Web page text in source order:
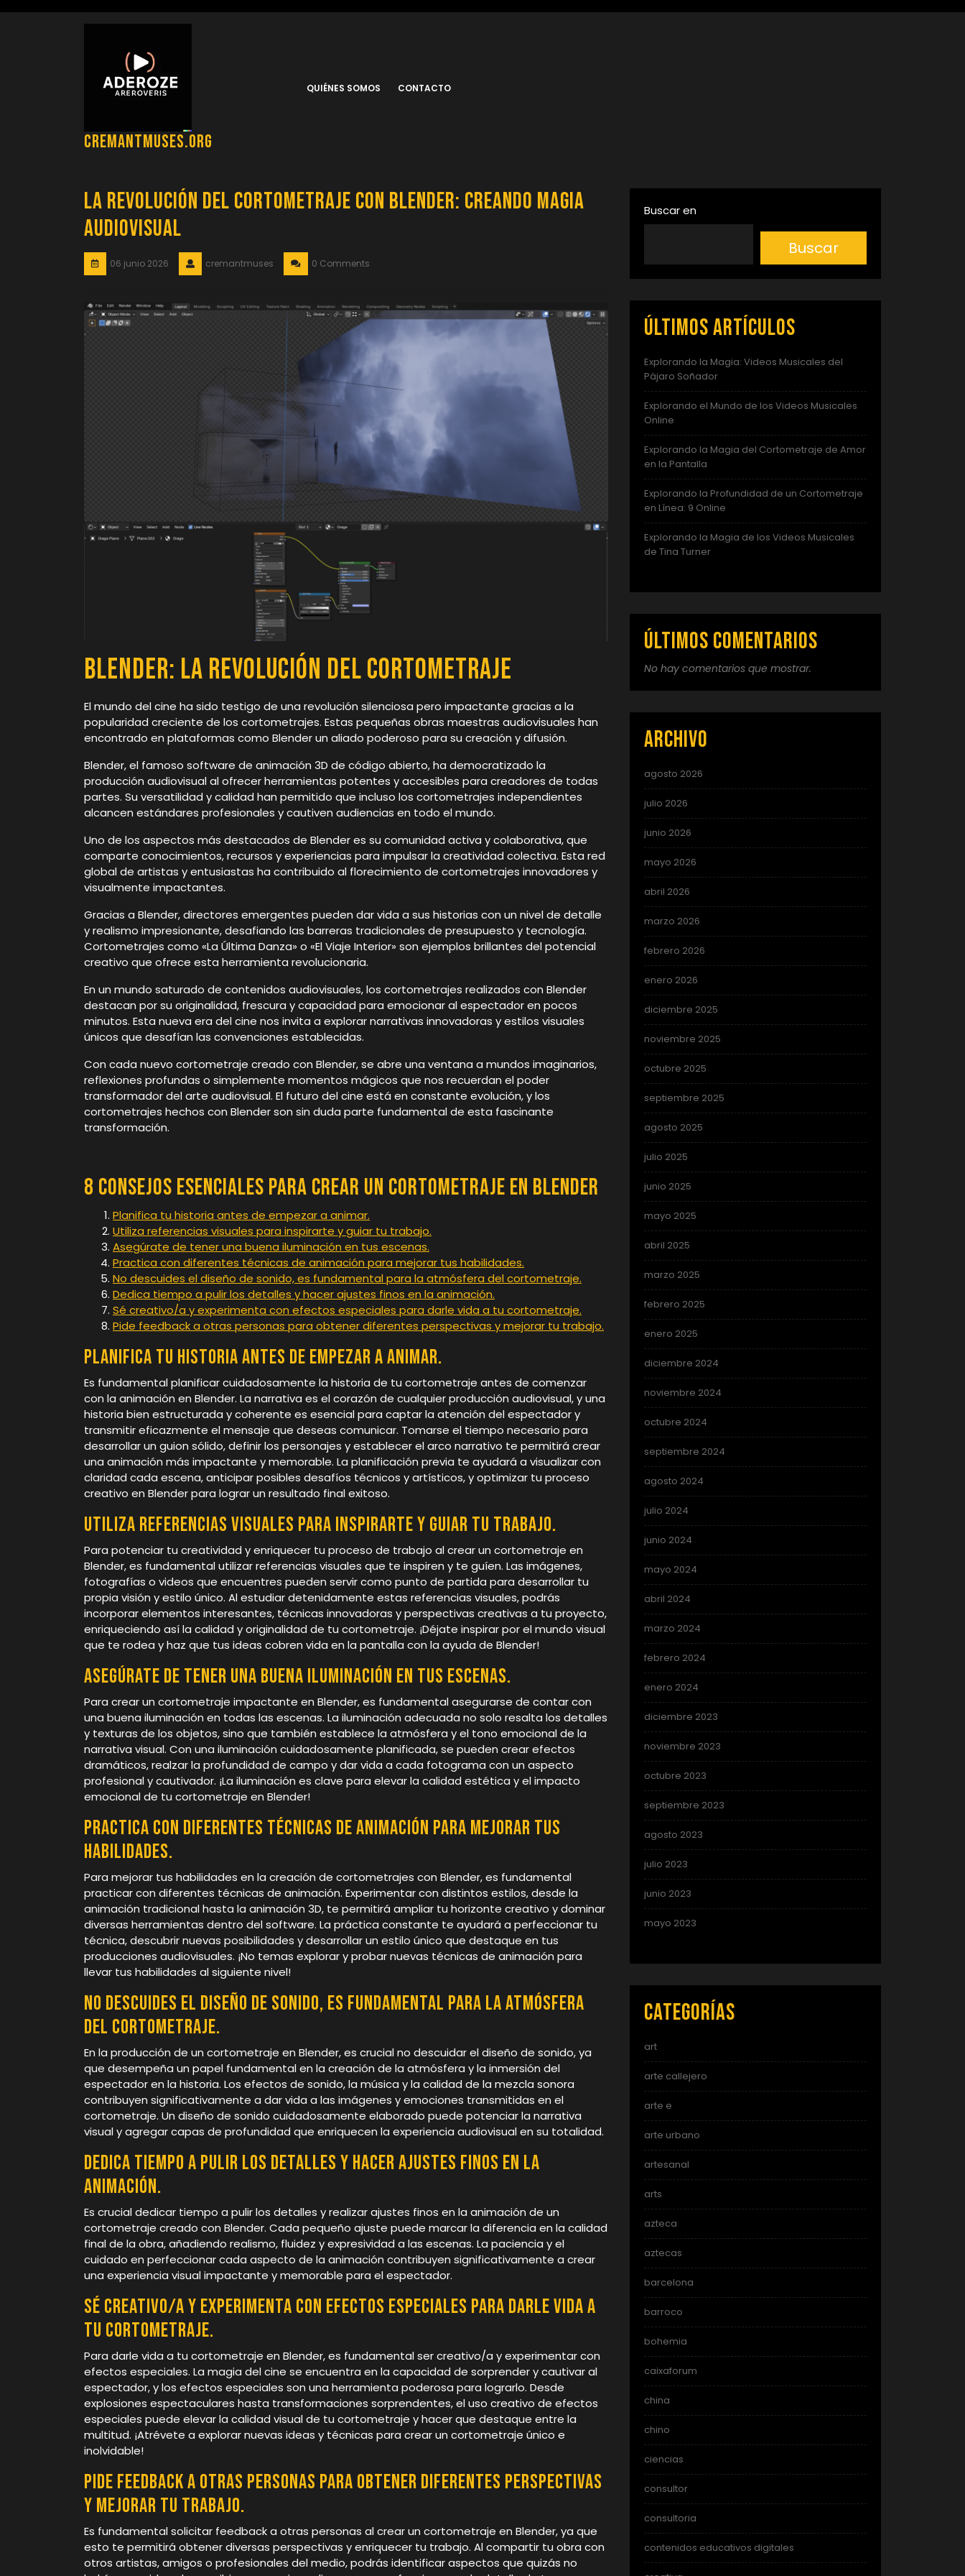
cremantmuses.org
QUIÉNES SOMOS CONTACTO
La Revolución del Cortometraje con Blender: Creando Magia
Audiovisual
06 junio 2026 cremantmuses 0 Comments
Blender: La Revolución del Cortometraje
El mundo del cine ha sido testigo de una revolución silenciosa pero impactante gracias a la
popularidad creciente de los cortometrajes. Estas pequeñas obras maestras audiovisuales han
encontrado en plataformas como Blender un aliado poderoso para su creación y difusión.
Blender, el famoso software de animación 3D de código abierto, ha democratizado la
producción audiovisual al ofrecer herramientas potentes y accesibles para creadores de todas
partes. Su versatilidad y calidad han permitido que incluso los cortometrajes independientes
alcancen estándares profesionales y cautiven audiencias en todo el mundo.
Uno de los aspectos más destacados de Blender es su comunidad activa y colaborativa, que
comparte conocimientos, recursos y experiencias para impulsar la creatividad colectiva. Esta red
global de artistas y entusiastas ha contribuido al florecimiento de cortometrajes innovadores y
visualmente impactantes.
Gracias a Blender, directores emergentes pueden dar vida a sus historias con un nivel de detalle
y realismo impresionante, desafiando las barreras tradicionales de presupuesto y tecnología.
Cortometrajes como «La Última Danza» o «El Viaje Interior» son ejemplos brillantes del potencial
creativo que ofrece esta herramienta revolucionaria.
En un mundo saturado de contenidos audiovisuales, los cortometrajes realizados con Blender
destacan por su originalidad, frescura y capacidad para emocionar al espectador en pocos
minutos. Esta nueva era del cine nos invita a explorar narrativas innovadoras y estilos visuales
únicos que desafían las convenciones establecidas.
Con cada nuevo cortometraje creado con Blender, se abre una ventana a mundos imaginarios,
reflexiones profundas o simplemente momentos mágicos que nos recuerdan el poder
transformador del arte audiovisual. El futuro del cine está en constante evolución, y los
cortometrajes hechos con Blender son sin duda parte fundamental de esta fascinante
transformación.
8 Consejos Esenciales para Crear un Cortometraje en Blender
Planifica tu historia antes de empezar a animar.
Utiliza referencias visuales para inspirarte y guiar tu trabajo.
Asegúrate de tener una buena iluminación en tus escenas.
Practica con diferentes técnicas de animación para mejorar tus habilidades.
No descuides el diseño de sonido, es fundamental para la atmósfera del cortometraje.
Dedica tiempo a pulir los detalles y hacer ajustes finos en la animación.
Sé creativo/a y experimenta con efectos especiales para darle vida a tu cortometraje.
Pide feedback a otras personas para obtener diferentes perspectivas y mejorar tu trabajo.
Planifica tu historia antes de empezar a animar.
Es fundamental planificar cuidadosamente la historia de tu cortometraje antes de comenzar
con la animación en Blender. La narrativa es el corazón de cualquier producción audiovisual, y una
historia bien estructurada y coherente es esencial para captar la atención del espectador y
transmitir eficazmente el mensaje que deseas comunicar. Tomarse el tiempo necesario para
desarrollar un guion sólido, definir los personajes y establecer el arco narrativo te permitirá crear
una animación más impactante y memorable. La planificación previa te ayudará a visualizar con
claridad cada escena, anticipar posibles desafíos técnicos y artísticos, y optimizar tu proceso
creativo en Blender para lograr un resultado final exitoso.
Utiliza referencias visuales para inspirarte y guiar tu trabajo.
Para potenciar tu creatividad y enriquecer tu proceso de trabajo al crear un cortometraje en
Blender, es fundamental utilizar referencias visuales que te inspiren y te guíen. Las imágenes,
fotografías o videos que encuentres pueden servir como punto de partida para desarrollar tu
propia visión y estilo único. Al estudiar detenidamente estas referencias visuales, podrás
incorporar elementos interesantes, técnicas innovadoras y perspectivas creativas a tu proyecto,
enriqueciendo así la calidad y originalidad de tu cortometraje. ¡Déjate inspirar por el mundo visual
que te rodea y haz que tus ideas cobren vida en la pantalla con la ayuda de Blender!
Asegúrate de tener una buena iluminación en tus escenas.
Para crear un cortometraje impactante en Blender, es fundamental asegurarse de contar con
una buena iluminación en todas las escenas. La iluminación adecuada no solo resalta los detalles
y texturas de los objetos, sino que también establece la atmósfera y el tono emocional de la
narrativa visual. Con una iluminación cuidadosamente planificada, se pueden crear efectos
dramáticos, realzar la profundidad de campo y dar vida a cada fotograma con un aspecto
profesional y cautivador. ¡La iluminación es clave para elevar la calidad estética y el impacto
emocional de tu cortometraje en Blender!
Practica con diferentes técnicas de animación para mejorar tus
habilidades.
Para mejorar tus habilidades en la creación de cortometrajes con Blender, es fundamental
practicar con diferentes técnicas de animación. Experimentar con distintos estilos, desde la
animación tradicional hasta la animación 3D, te permitirá ampliar tu horizonte creativo y dominar
diversas herramientas dentro del software. La práctica constante te ayudará a perfeccionar tu
técnica, descubrir nuevas posibilidades y desarrollar un estilo único que destaque en tus
producciones audiovisuales. ¡No temas explorar y probar nuevas técnicas de animación para
llevar tus habilidades al siguiente nivel!
No descuides el diseño de sonido, es fundamental para la atmósfera
del cortometraje.
En la producción de un cortometraje en Blender, es crucial no descuidar el diseño de sonido, ya
que desempeña un papel fundamental en la creación de la atmósfera y la inmersión del
espectador en la historia. Los efectos de sonido, la música y la calidad de la mezcla sonora
contribuyen significativamente a dar vida a las imágenes y emociones transmitidas en el
cortometraje. Un diseño de sonido cuidadosamente elaborado puede potenciar la narrativa
visual y agregar capas de profundidad que enriquecen la experiencia audiovisual en su totalidad.
Dedica tiempo a pulir los detalles y hacer ajustes finos en la
animación.
Es crucial dedicar tiempo a pulir los detalles y realizar ajustes finos en la animación de un
cortometraje creado con Blender. Cada pequeño ajuste puede marcar la diferencia en la calidad
final de la obra, añadiendo realismo, fluidez y expresividad a las escenas. La paciencia y el
cuidado en perfeccionar cada aspecto de la animación contribuyen significativamente a crear
una experiencia visual impactante y memorable para el espectador.
Sé creativo/a y experimenta con efectos especiales para darle vida a
tu cortometraje.
Para darle vida a tu cortometraje en Blender, es fundamental ser creativo/a y experimentar con
efectos especiales. La magia del cine se encuentra en la capacidad de sorprender y cautivar al
espectador, y los efectos especiales son una herramienta poderosa para lograrlo. Desde
explosiones espectaculares hasta transformaciones sorprendentes, el uso creativo de efectos
especiales puede elevar la calidad visual de tu cortometraje y hacer que destaque entre la
multitud. ¡Atrévete a explorar nuevas ideas y técnicas para crear un cortometraje único e
inolvidable!
Pide feedback a otras personas para obtener diferentes perspectivas
y mejorar tu trabajo.
Es fundamental solicitar feedback a otras personas al crear un cortometraje en Blender, ya que
esto te permitirá obtener diversas perspectivas y enriquecer tu trabajo. Al compartir tu obra con
otros artistas, amigos o profesionales del medio, podrás identificar aspectos que quizás no
Buscar en
Buscar
Últimos artículos
Explorando la Magia: Videos Musicales del
Pájaro Soñador
Explorando el Mundo de los Videos Musicales
Online
Explorando la Magia del Cortometraje de Amor
en la Pantalla
Explorando la Profundidad de un Cortometraje
en Línea: 9 Online
Explorando la Magia de los Videos Musicales
de Tina Turner
Últimos comentarios
No hay comentarios que mostrar.
Archivo
agosto 2026
julio 2026
junio 2026
mayo 2026
abril 2026
marzo 2026
febrero 2026
enero 2026
diciembre 2025
noviembre 2025
octubre 2025
septiembre 2025
agosto 2025
julio 2025
junio 2025
mayo 2025
abril 2025
marzo 2025
febrero 2025
enero 2025
diciembre 2024
noviembre 2024
octubre 2024
septiembre 2024
agosto 2024
julio 2024
junio 2024
mayo 2024
abril 2024
marzo 2024
febrero 2024
enero 2024
diciembre 2023
noviembre 2023
octubre 2023
septiembre 2023
agosto 2023
julio 2023
junio 2023
mayo 2023
Categorías
art
arte callejero
arte e
arte urbano
artesanal
arts
azteca
aztecas
barcelona
barroco
bohemia
caixaforum
china
chino
ciencias
consultor
consultoria
contenidos educativos digitales